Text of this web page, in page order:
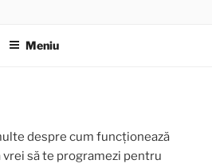
CARMEN
Meniu
despre cum funcționează
vrei să te programezi pentru